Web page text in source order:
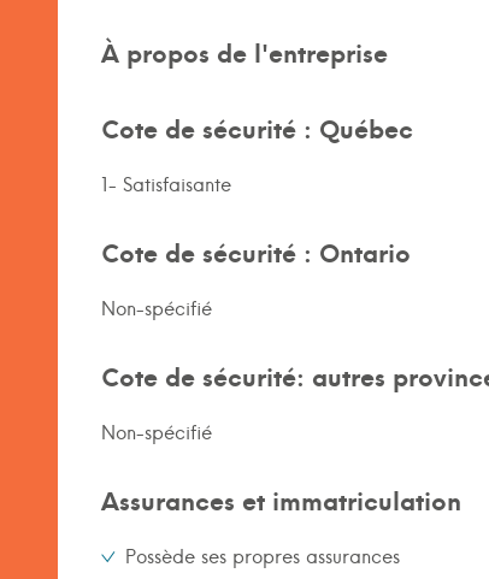
À propos de l'entreprise
Cote de sécurité : Québec
1- Satisfaisante
Cote de sécurité : Ontario
Non-spécifié
Cote de sécurité: autres
Non-spécifié
Assurances et immatriculation
Possède ses propres assurances